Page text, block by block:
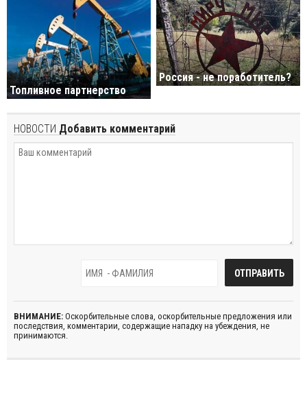
Топливное партнерство
Россия - не поработитель?
НОВОСТИ Добавить комментарий
ВНИМАНИЕ: Оскорбительные слова, оскорбительные предложения или
последствия, комментарии, содержащие нападку на убеждения, не
принимаются.